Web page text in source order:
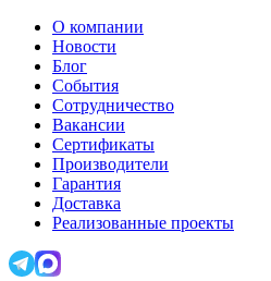
О компании
Новости
Блог
События
Сотрудничество
Вакансии
Сертификаты
Производители
Гарантия
Доставка
Реализованные проекты